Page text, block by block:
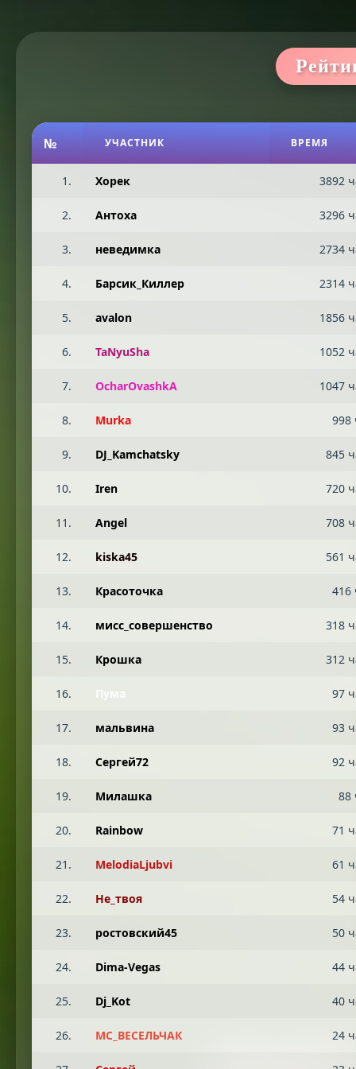
№ УЧАСТНИК ВРЕМЯ
1. Хорек 3892
2. Антоха 3296
3. неведимка 2734
4. Барсик_Киллер 2314
5. avalon 1856
6. TaNyuSha 1052
7. OcharOvashkA 1047
8. Murka 998
9. DJ_Kamchatsky 845
10. Iren 720
11. Angel 708
12. kiska45 561
13. Красоточка 416
14. мисс_совершенство 318
15. Крошка 312
16. Пума 97
17. мальвина 93
18. Сергей72 92
19. Милашка 88
20. Rainbow 71
21. MelodiaLjubvi 61
22. Не_твоя 54
23. ростовский45 50
24. Dima-Vegas 44
25. Dj_Kot 40
26. МС_ВЕСЕЛЬЧАК 24